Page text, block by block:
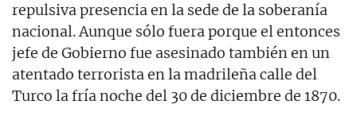
repulsiva presencia en la sede de la soberanía
nacional. Aunque sólo fuera porque el entonces
jefe de Gobierno fue asesinado también en un
atentado terrorista en la madrileña calle del
Turco la fría noche del 30 de diciembre de 1870.